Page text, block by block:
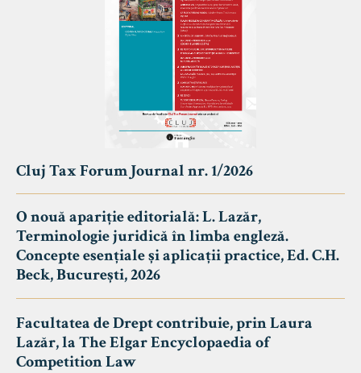
Cluj Tax Forum Journal nr. 1/2026
O nouă apariție editorială: L. Lazăr,
Terminologie juridică în limba engleză.
Concepte esențiale și aplicații practice, Ed. C.H.
Beck, București, 2026
Facultatea de Drept contribuie, prin Laura
Lazăr, la The Elgar Encyclopaedia of
Competition Law